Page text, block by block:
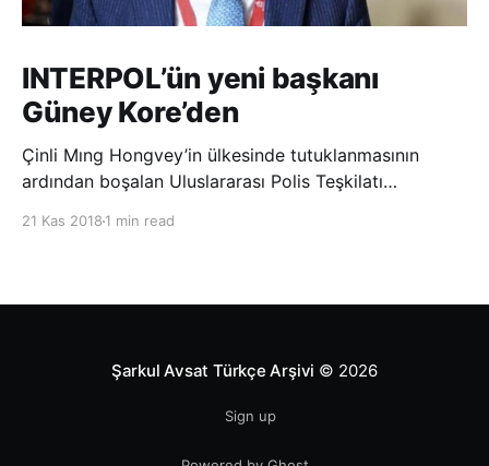
INTERPOL’ün yeni başkanı
Güney Kore’den
Çinli Mıng Hongvey’in ülkesinde tutuklanmasının
ardından boşalan Uluslararası Polis Teşkilatı
21 Kas 2018 1 min read
Şarkul Avsat Türkçe Arşivi © 2026
Sign up